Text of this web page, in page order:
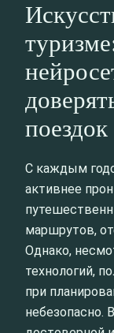
поездок
С каждым
активнее
маршрутов,
Однако,
технологий,
при
небезопасно.